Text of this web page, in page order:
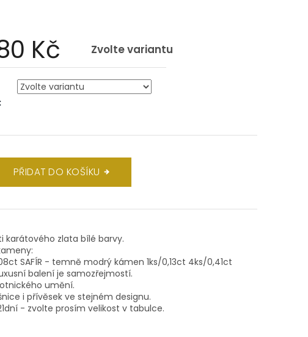
Kč Zvolte variantu
PŘIDAT DO KOŠÍKU
karátového zlata bílé barvy.
SAFÍR - temně modrý kámen 1ks/0,13ct 4ks/0,41ct
balení je samozřejmostí.
umění.
i přívěsek ve stejném designu.
- zvolte prosím velikost v tabulce.